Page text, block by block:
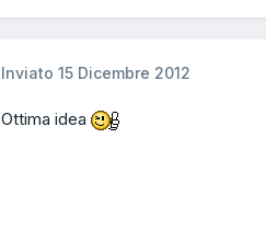
Inviato 15 Dicembre 2012
Ottima idea